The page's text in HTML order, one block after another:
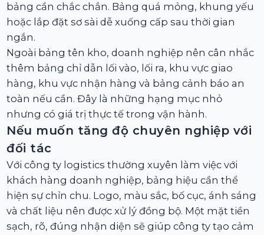
bảng cần chắc chắn. Bảng quá mỏng, khung yếu
hoặc lắp đặt sơ sài dễ xuống cấp sau thời gian
ngắn.
Ngoài bảng tên kho, doanh nghiệp nên cân nhắc
thêm bảng chỉ dẫn lối vào, lối ra, khu vực giao
hàng, khu vực nhận hàng và bảng cảnh báo an
toàn nếu cần. Đây là những hạng mục nhỏ
nhưng có giá trị thực tế trong vận hành.
Nếu muốn tăng độ chuyên nghiệp với
đối tác
Với công ty logistics thường xuyên làm việc với
khách hàng doanh nghiệp, bảng hiệu cần thể
hiện sự chỉn chu. Logo, màu sắc, bố cục, ánh sáng
và chất liệu nên được xử lý đồng bộ. Một mặt tiền
sạch, rõ, đúng nhận diện sẽ giúp công ty tạo cảm